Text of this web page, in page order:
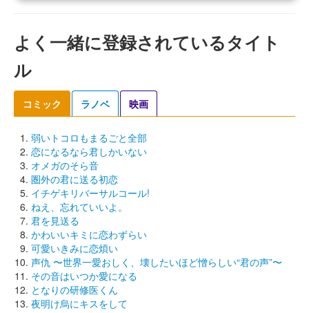
よく一緒に登録されているタイト
ル
コミック ラノベ 映画
弱いトコロもまるごと全部
恋になるなら君しかいない
オメガのそら音
圏外の君に送る初恋
イチゲキリバーサルコール!
ねえ、忘れていいよ。
君を見送る
かわいいキミに恋わずらい
可愛いきみに恋煩い
声仇 〜世界一愛おしく、壊したいほど憎らしい“君の声”〜
その音はいつか愛になる
となりの研修医くん
夜明け烏にキスをして